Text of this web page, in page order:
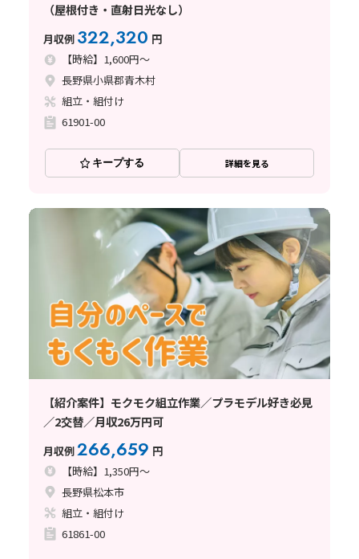
（屋根付き・直射日光なし）
月収例 322,320 円
【時給】1,600円～
長野県小県郡青木村
組立・組付け
61901-00
キープする 詳細を見る
【紹介案件】モクモク組立作業／プラモデル好き必見
／2交替／月収26万円可
月収例266,659 円
【時給】1,350円～
長野県松本市
組立・組付け
61861-00